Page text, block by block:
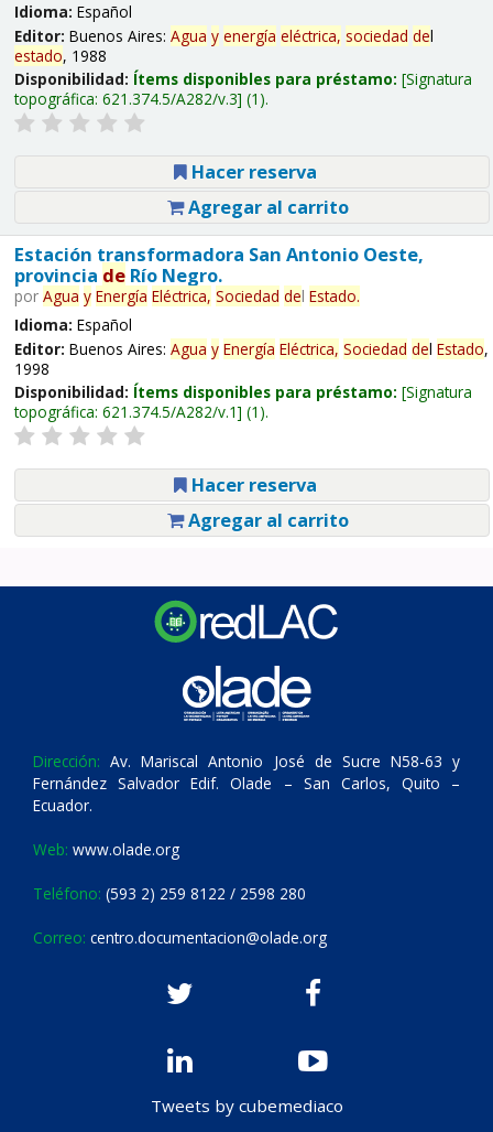
Idioma: Español
Editor: Buenos Aires: Agua y energía eléctrica, sociedad del
estado, 1988
Disponibilidad: Ítems disponibles para préstamo: Signatura
topográfica: 621.374.5/A282/v.3 (1).
Hacer reserva
Agregar al carrito
Estación transformadora San Antonio Oeste,
provincia deRío Negro.
por Agua y Energía Eléctrica, Sociedad del Estado.
Idioma: Español
Editor: Buenos Aires: Agua y Energía Eléctrica, Sociedad del Estado,
1998
Disponibilidad: Ítems disponibles para préstamo: Signatura
topográfica: 621.374.5/A282/v.1 (1).
Hacer reserva
Agregar al carrito
Dirección: Av. Mariscal Antonio José de Sucre N58-63 y
Fernández Salvador Edif. Olade – San Carlos, Quito –
Ecuador.
Web: www.olade.org
Teléfono: (593 2) 259 8122 / 2598 280
Correo: centro.documentacion@olade.org
Tweets by cubemediaco